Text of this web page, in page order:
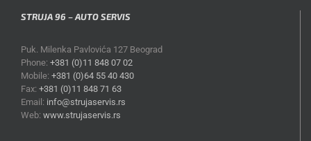
STRUJA 96 – AUTO SERVIS
Puk. Milenka Pavlovića 127 Beograd
Phone: +381 (0)11 848 07 02
Mobile: +381 (0)64 55 40 430
Fax: +381 (0)11 848 71 63
Email: info@strujaservis.rs
Web: www.strujaservis.rs